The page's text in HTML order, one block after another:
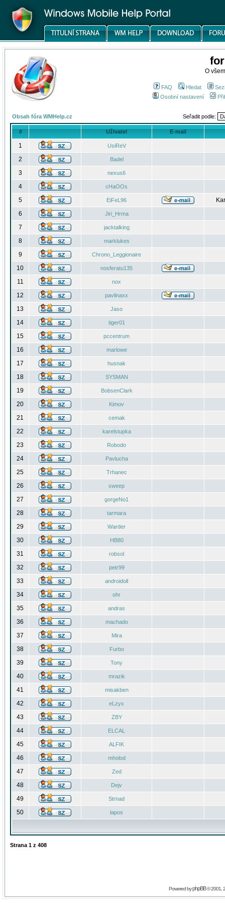
O
FAQ Hledat
Osobní nastavení
Obsah fóra WMHelp.cz Seřadit podle:
# Uživatel E-mail
1 UsiReV
2 Badel
3 nexus6
4 cHaOOs
5 EiFeL96
6
Jiri_Hrma
7 jacktalking
8 marklukes
9 Chrono_Leggionaire
10 nosferatu135
11 nox
12 pavlinaxx
13 Jaso
14 tiger01
15 pccentrum
16 marlowe
17 husnak
18 SYSMAN
19 BobsenClark
20 Kimov
21 cemak
22 karelstupka
23 Robodo
24 Pavlucha
25 Trhanec
26 sweep
27 gorgeNo1
28 tarmara
29 Warder
30 HB80
31 robsol
32 petr99
33 androidoll
34 ohr
35 andras
36 machado
37 Mira
38 Furbo
39 Tony
40 mrazik
41 misakben
42 eLzyx
43 ZBY
44 ELCAL
45 ALFIK
46 mholod
47 Zed
48 Dejv
49 Strnad
50 lapos
Strana 1 z 408
Powered byphpBB© 2001,